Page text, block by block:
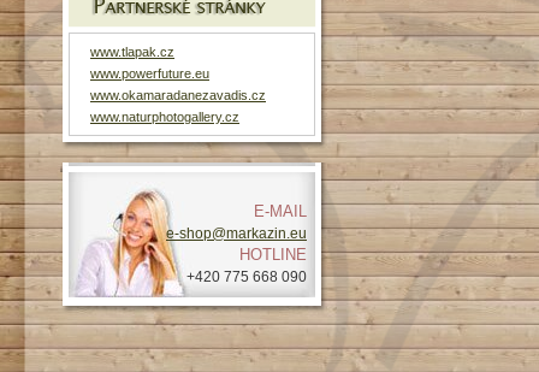
www.tlapak.cz
www.powerfuture.eu
www.okamaradanezavadis.cz
www.naturphotogallery.cz
E-MAIL
e-shop@markazin.eu
HOTLINE
+420 775 668 090